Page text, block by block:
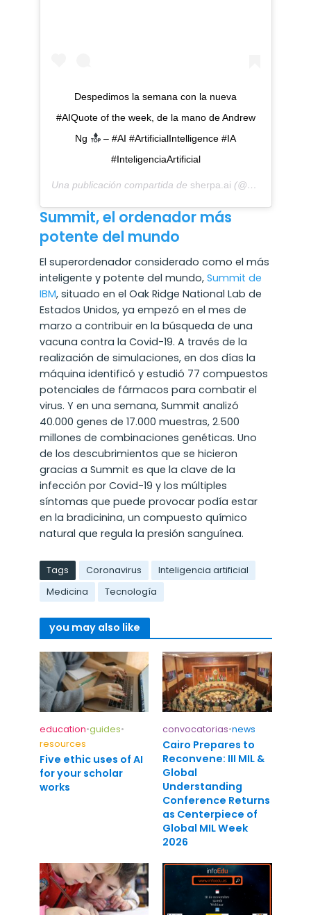
Despedimos la semana con la nueva
#AIQuote of the week, de la mano de Andrew
Ng
– #AI #ArtificialIntelligence #IA
#InteligenciaArtificial
Una publicación compartida de sherpa.ai (@sherpa_ai) el
Summit, el ordenador más
potente del mundo
El superordenador considerado como el más
inteligente y potente del mundo, Summit de
IBM, situado en el Oak Ridge National Lab de
Estados Unidos, ya empezó en el mes de
marzo a contribuir en la búsqueda de una
vacuna contra la Covid-19. A través de la
realización de simulaciones, en dos días la
máquina identificó y estudió 77 compuestos
potenciales de fármacos para combatir el
virus. Y en una semana, Summit analizó
40.000 genes de 17.000 muestras, 2.500
millones de combinaciones genéticas. Uno
de los descubrimientos que se hicieron
gracias a Summit es que la clave de la
infección por Covid-19 y los múltiples
síntomas que puede provocar podía estar
en la bradicinina, un compuesto químico
natural que regula la presión sanguínea.
Tags Coronavirus
Inteligencia artificial
Medicina
Tecnología
you may also like
education•guides•
resources
Five ethic uses of AI
for your scholar
works
convocatorias•news
Cairo Prepares to
Reconvene: III MIL &
Global
Understanding
Conference Returns
as Centerpiece of
Global MIL Week
2026